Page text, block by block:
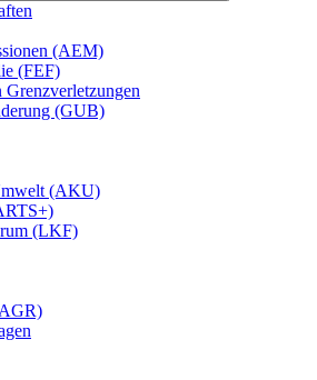
(AEM)
(FEF)
Grenzverletzungen
(GUB)
(AKU)
(LKF)